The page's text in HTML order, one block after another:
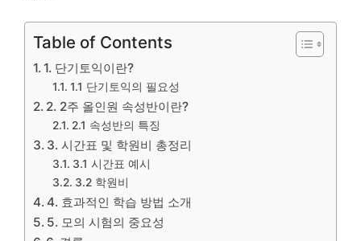
Table of Contents
1. 단기토익이란?
1.1 단기토익의 필요성
2. 2주 올인원 속성반이란?
2.1 속성반의 특징
3. 시간표 및 학원비 총정리
3.1 시간표 예시
3.2 학원비
4. 효과적인 학습 방법 소개
5. 모의 시험의 중요성